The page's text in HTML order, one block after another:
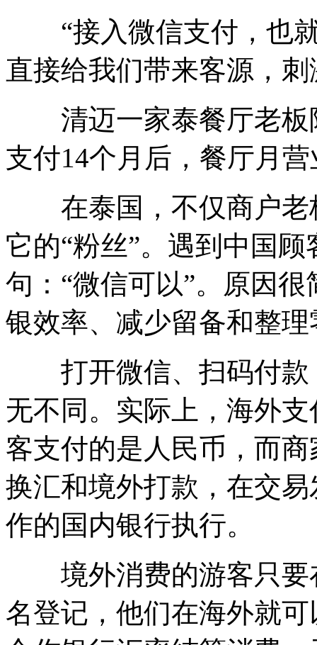
“接入微信支付，也就
直接给我们带来客源，
清迈一家泰餐厅老板
支付14个月后，餐厅月
在泰国，不仅商户老
它的“粉丝”。遇到中国
句：“微信可以”。原因
银效率、减少留备和整
打开微信、扫码付款
无不同。实际上，海外
客支付的是人民币，而
换汇和境外打款，在交
作的国内银行执行。
境外消费的游客只要
名登记，他们在海外就